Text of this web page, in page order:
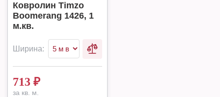
Ковролин Timzo
Boomerang 1426, 1
м.кв.
Ширина:
713 ₽
за кв. м.